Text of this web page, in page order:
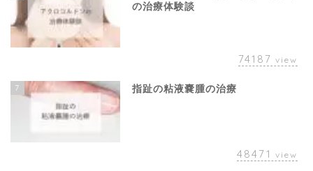
の治療体験談
74187 view
7 指趾の粘液嚢腫の治療
48471 view